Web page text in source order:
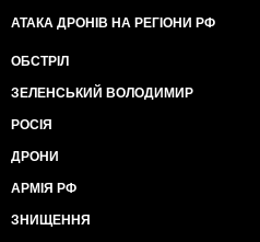
АТАКА ДРОНІВ НА РЕГІОНИ РФ
ОБСТРІЛ
ЗЕЛЕНСЬКИЙ ВОЛОДИМИР
РОСІЯ
ДРОНИ
АРМІЯ РФ
ЗНИЩЕННЯ